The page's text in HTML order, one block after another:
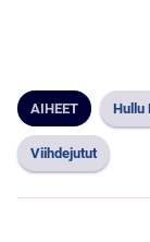
AIHEET Hullu
Viihdejutut